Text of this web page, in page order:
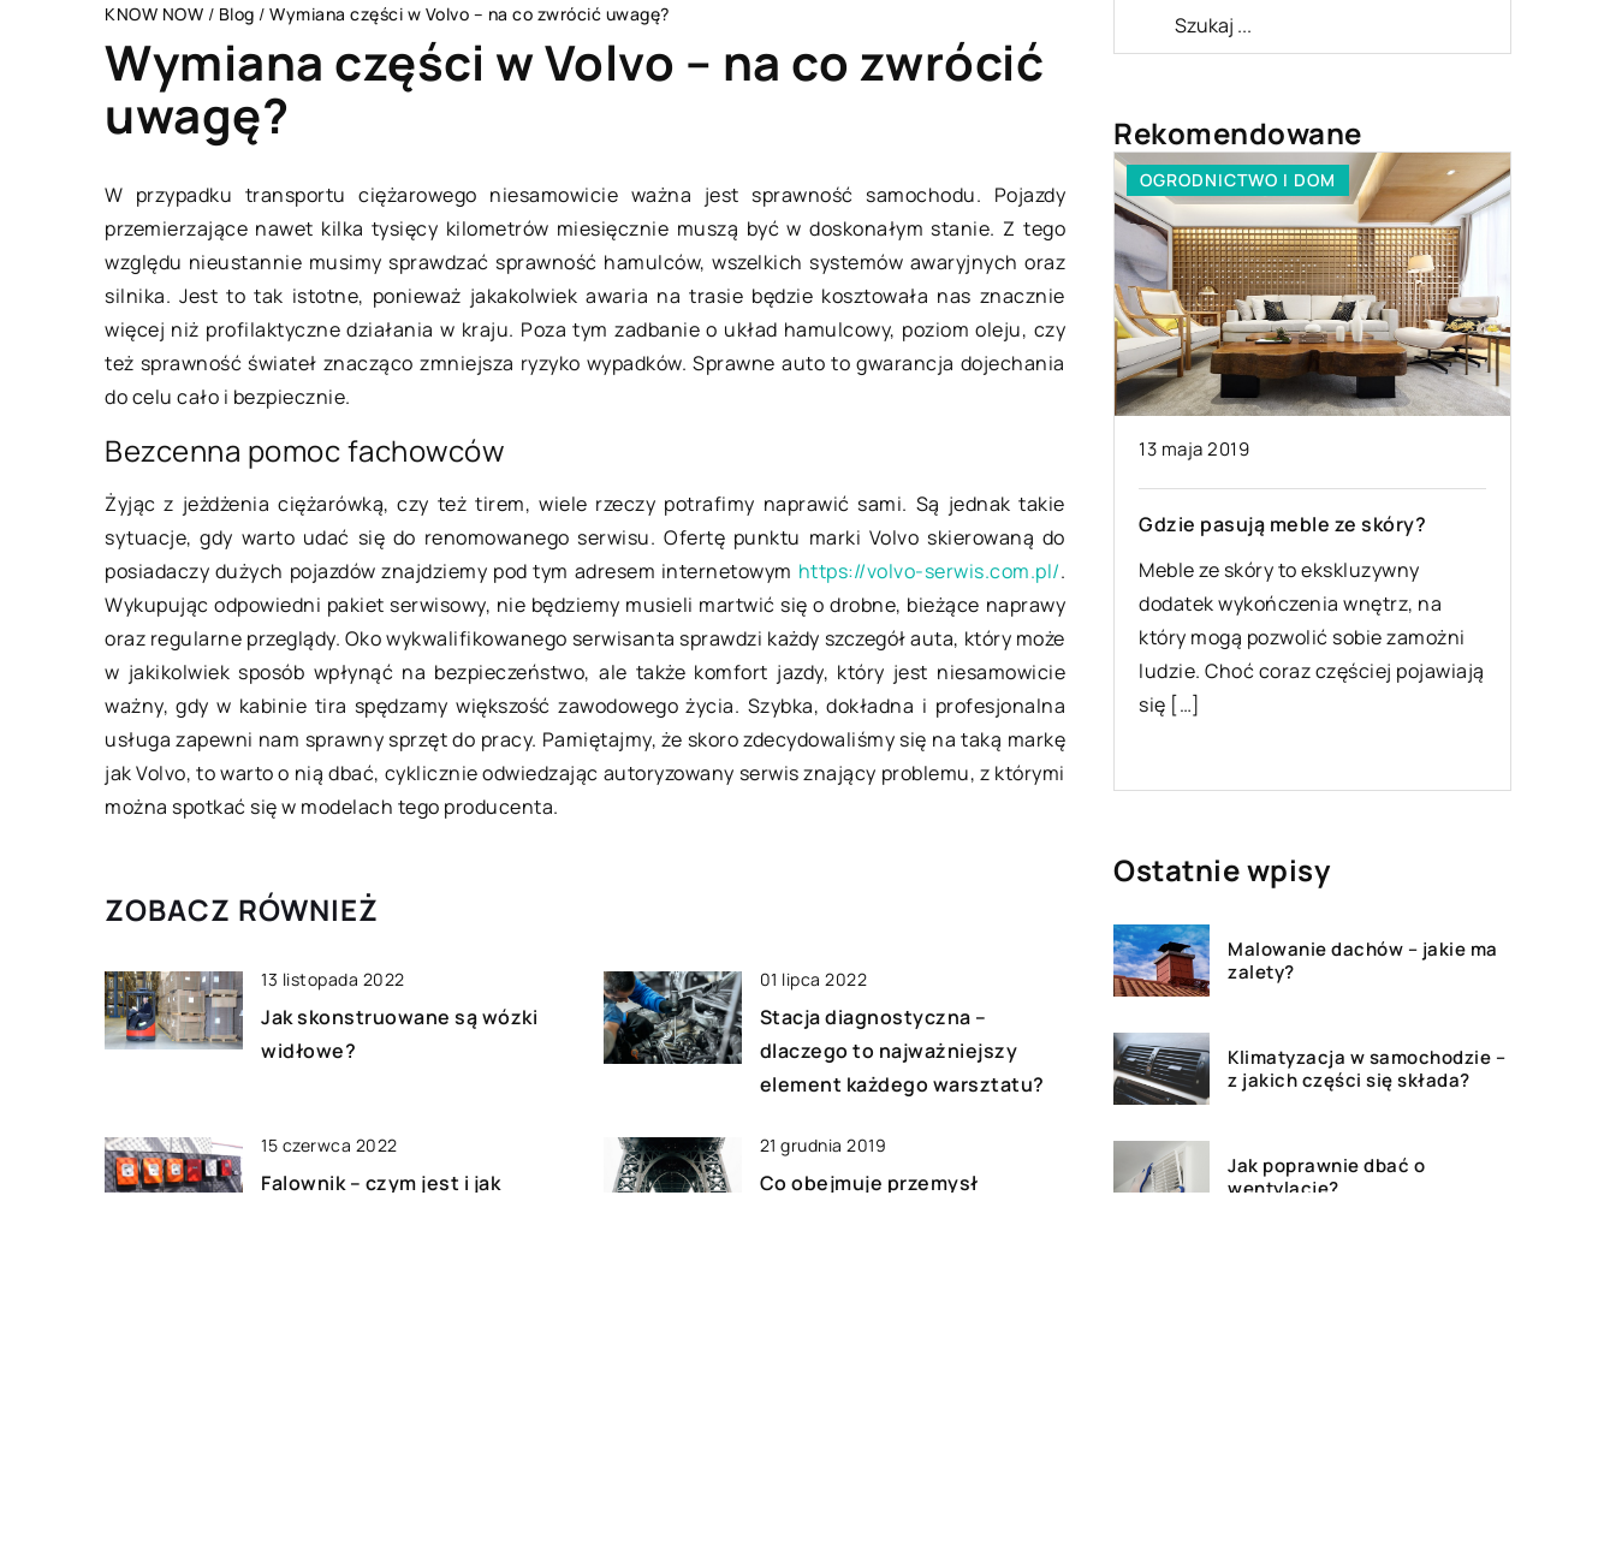
KNOW NOW / Blog / Wymiana części w Volvo – na co zwrócić uwagę?
Wymiana części w Volvo – na co zwrócić
uwagę?
W przypadku transportu ciężarowego niesamowicie ważna jest sprawność samochodu. Pojazdy
przemierzające nawet kilka tysięcy kilometrów miesięcznie muszą być w doskonałym stanie. Z tego
względu nieustannie musimy sprawdzać sprawność hamulców, wszelkich systemów awaryjnych oraz
silnika. Jest to tak istotne, ponieważ jakakolwiek awaria na trasie będzie kosztowała nas znacznie
więcej niż profilaktyczne działania w kraju. Poza tym zadbanie o układ hamulcowy, poziom oleju, czy
też sprawność świateł znacząco zmniejsza ryzyko wypadków. Sprawne auto to gwarancja dojechania
do celu cało i bezpiecznie.
Bezcenna pomoc fachowców
Żyjąc z jeżdżenia ciężarówką, czy też tirem, wiele rzeczy potrafimy naprawić sami. Są jednak takie
sytuacje, gdy warto udać się do renomowanego serwisu. Ofertę punktu marki Volvo skierowaną do
posiadaczy dużych pojazdów znajdziemy pod tym adresem internetowym https://volvo-serwis.com.pl/.
Wykupując odpowiedni pakiet serwisowy, nie będziemy musieli martwić się o drobne, bieżące naprawy
oraz regularne przeglądy. Oko wykwalifikowanego serwisanta sprawdzi każdy szczegół auta, który może
w jakikolwiek sposób wpłynąć na bezpieczeństwo, ale także komfort jazdy, który jest niesamowicie
ważny, gdy w kabinie tira spędzamy większość zawodowego życia. Szybka, dokładna i profesjonalna
usługa zapewni nam sprawny sprzęt do pracy. Pamiętajmy, że skoro zdecydowaliśmy się na taką markę
jak Volvo, to warto o nią dbać, cyklicznie odwiedzając autoryzowany serwis znający problemu, z którymi
można spotkać się w modelach tego producenta.
ZOBACZ RÓWNIEŻ
13 listopada 2022
Jak skonstruowane są wózki
widłowe?
01 lipca 2022
Stacja diagnostyczna –
dlaczego to najważniejszy
element każdego warsztatu?
15 czerwca 2022
Falownik – czym jest i jak
21 grudnia 2019
Co obejmuje przemysł
Rekomendowane
13 lipca 2020
Atrakcje na poznańskim Starym
Rynku
Poznań to obecnie miasto
nowoczesne, ale posiadające
zabytkowy rynek wytyczony mniej
więcej w połowie XIII wieku. Nadal
pełni on niezwykle […]
Zbiornik na szambo – jaki wybrać?
Każde gospodarstwo domowe
produkuje nieczystości, które zawsze
muszą zostać skutecznie
odprowadzone. Jeżeli z jakiegoś
powodu budynku nie można
podłączyć do […]
OGRODNICTWO I DOM
Gdzie pasują meble ze skóry?
Meble ze skóry to ekskluzywny
dodatek wykończenia wnętrz, na
który mogą pozwolić sobie zamożni
ludzie. Choć coraz częściej pojawiają
się […]
WYPOCZYNEK
Atrakcje na
Rynku
Poznań to obecnie
nowoczesne, ale
zabytkowy rynek
Ostatnie wpisy
Malowanie dachów – jakie ma
zalety?
Klimatyzacja w samochodzie –
z jakich części się składa?
Jak poprawnie dbać o
wentylację?